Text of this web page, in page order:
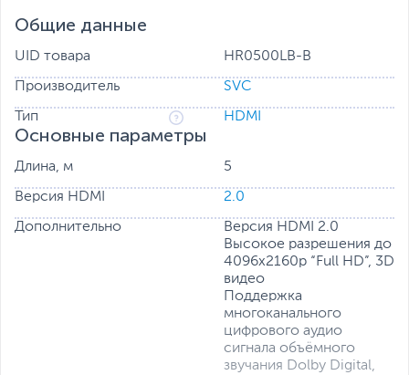
Общие данные
UID товара HR0500LB-B
Производитель SVC
Тип HDMI
Основные параметры
Длина, м 5
Версия HDMI 2.0
Дополнительно
Версия HDMI 2.0
Высокое разрешения до
4096х2160р “Full HD”, 3D
видео
Поддержка
многоканального
цифрового аудио
сигнала объёмного
звучания Dolby Digital,